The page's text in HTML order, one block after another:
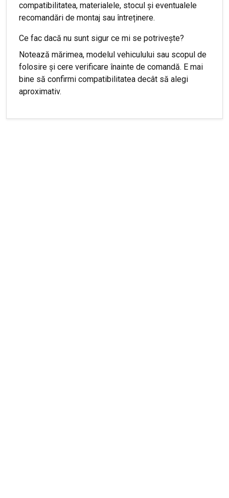
compatibilitatea, materialele, stocul și eventualele
recomandări de montaj sau întreținere.
Ce fac dacă nu sunt sigur ce mi se potrivește?
Notează mărimea, modelul vehiculului sau scopul de
folosire și cere verificare înainte de comandă. E mai
bine să confirmi compatibilitatea decât să alegi
aproximativ.